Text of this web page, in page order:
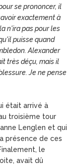
se prononcer, il
exactement à
n'ira pas pour les
puisse quand
Alexander
très déçu, mais il
Je ne pense
était arrivé à
troisième tour
Lenglen et qui
présence de ces
le
avait dû